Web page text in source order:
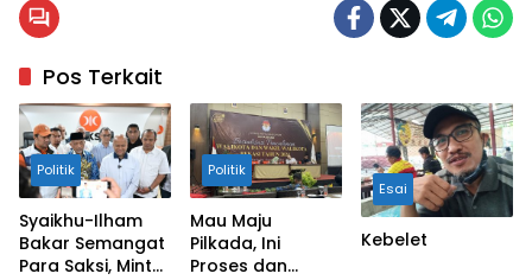
Pimpinan
Cabang
(DPC)
Hanura Kota
Bekasi,
Syaherallayali
sedang
memberikan
sambutan.
Pos Terkait
Politik
Syaikhu-Ilham
Bakar Semangat
Para Saksi, Minta
Politik
Mau Maju
Pilkada, Ini
Proses dan
Esai
Kebelet